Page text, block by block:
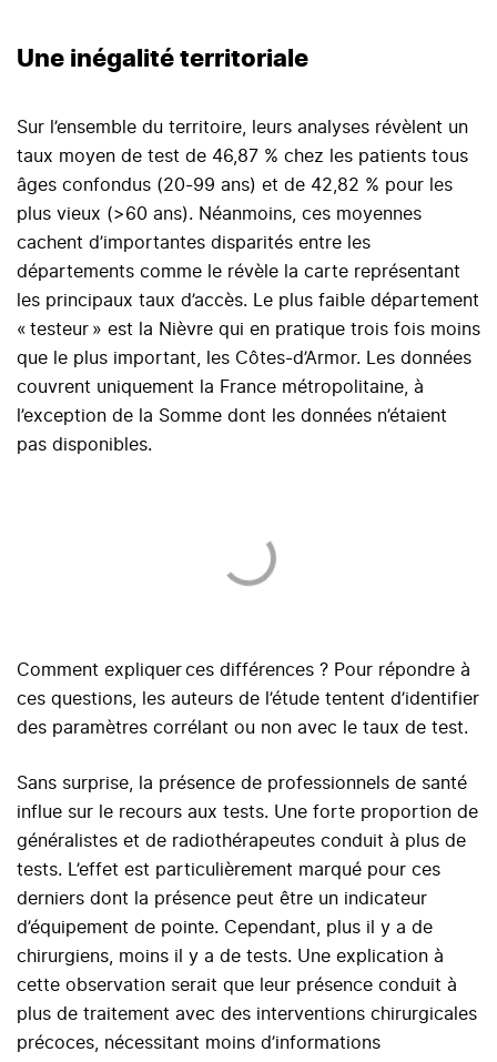
Une inégalité territoriale
Sur l’ensemble du territoire, leurs analyses révèlent un
taux moyen de test de 46,87 % chez les patients tous
âges confondus (20-99 ans) et de 42,82 % pour les
plus vieux (>60 ans). Néanmoins, ces moyennes
cachent d’importantes disparités entre les
départements comme le révèle la carte représentant
les principaux taux d’accès. Le plus faible département
« testeur » est la Nièvre qui en pratique trois fois moins
que le plus important, les Côtes-d’Armor. Les données
couvrent uniquement la France métropolitaine, à
l’exception de la Somme dont les données n’étaient
pas disponibles.
Comment expliquer ces différences ? Pour répondre à
ces questions, les auteurs de l’étude tentent d’identifier
des paramètres corrélant ou non avec le taux de test.
Sans surprise, la présence de professionnels de santé
influe sur le recours aux tests. Une forte proportion de
généralistes et de radiothérapeutes conduit à plus de
tests. L’effet est particulièrement marqué pour ces
derniers dont la présence peut être un indicateur
d’équipement de pointe. Cependant, plus il y a de
chirurgiens, moins il y a de tests. Une explication à
cette observation serait que leur présence conduit à
plus de traitement avec des interventions chirurgicales
précoces, nécessitant moins d’informations